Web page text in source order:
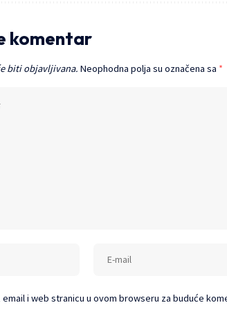
komentar
biti objavljivana. Neophodna polja su označena sa *
email i web stranicu u ovom browseru za buduće